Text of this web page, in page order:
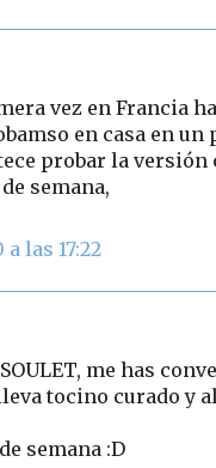
vez en Francia
en casa en un
probar la versión
semana,
las 17:22
me has
tocino curado y
semana :D